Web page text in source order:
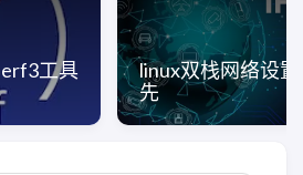
工具
linux双栈网络设
先